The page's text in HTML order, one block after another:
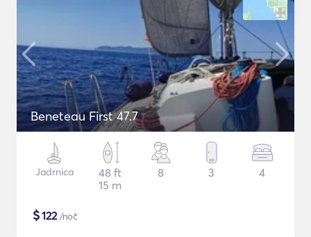
Beneteau First 47.7
Jadrnica
48 ft
15 m
8 3 4
$122/noč